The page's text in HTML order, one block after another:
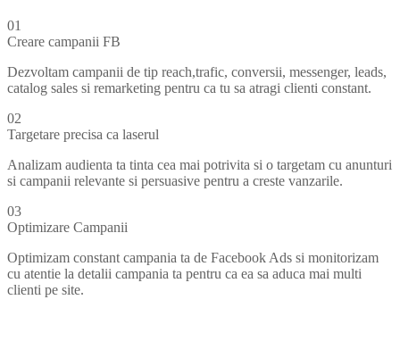
01
Creare campanii FB
Dezvoltam campanii de tip reach,trafic, conversii, messenger, leads,
catalog sales si remarketing pentru ca tu sa atragi clienti constant.
02
Targetare precisa ca laserul
Analizam audienta ta tinta cea mai potrivita si o targetam cu anunturi
si campanii relevante si persuasive pentru a creste vanzarile.
03
Optimizare Campanii
Optimizam constant campania ta de Facebook Ads si monitorizam
cu atentie la detalii campania ta pentru ca ea sa aduca mai multi
clienti pe site.